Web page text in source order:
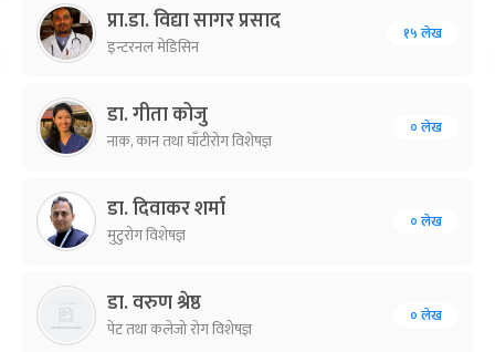
प्रा.डा. विद्या सागर प्रसाद
इन्टरनल मेडिसिन
१५ लेख
डा. गीता कोजु
नाक, कान तथा घाँटीरोग विशेषज्ञ
० लेख
डा. दिवाकर शर्मा
मुटुरोग विशेषज्ञ
० लेख
डा. वरुण श्रेष्ठ
पेट तथा कलेजो रोग विशेषज्ञ
० लेख